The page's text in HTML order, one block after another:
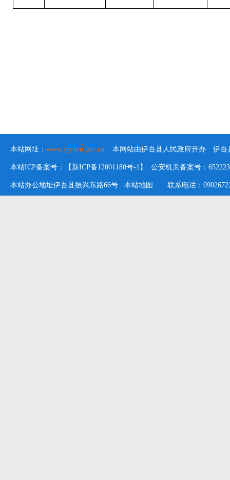
本站网址： www.xjyiwu.gov.cn 本网站由伊吾县人民政府开办 伊吾
本站ICP备案号：【新ICP备12001180号-1】 公安机关备案号：
本站办公地址伊吾县振兴东路66号 本站地图 联系电话：